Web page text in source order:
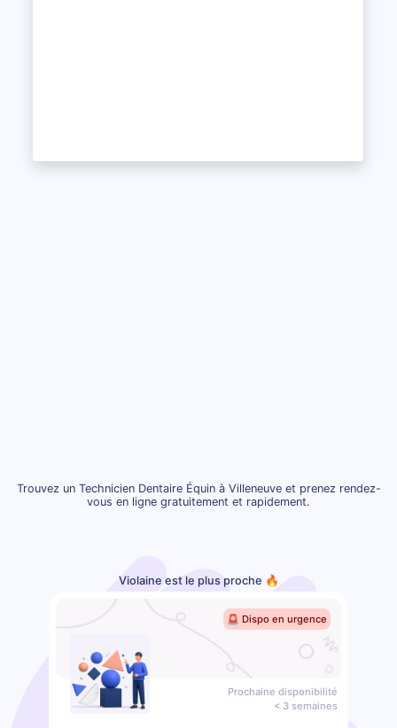
Trouvez un Technicien Dentaire Équin à Villeneuve et prenez rendez-
vous en ligne gratuitement et rapidement.
Violaine est le plus proche 🔥
🚨 Dispo en urgence
Prochaine disponibilité
< 3 semaines